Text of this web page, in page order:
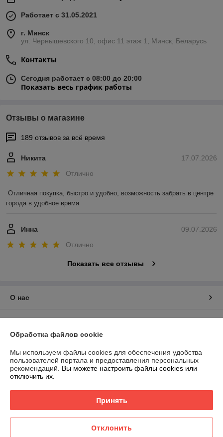
Работает с 31.05.2021
г. Минск
ул. Чернышевского 10, офис 11 этаж 1, Минск, Беларусь
Контакты
Сегодня работает с 08:00 до 20:00
Показать весь график работы
Отзывы о магазине
189 отзывов за всё время
17.07.2026
Никита
Отлично
Отличная покупка, быстро и удобно, возможность забрать в центре
города в удобное время
09.07.2026
Инна
Отлично
Показать все отзывы
О нас
График работы
Полная версия сайта
Обработка файлов cookie
Мы используем файлы cookies для обеспечения удобства
пользователей портала и предоставления персональных
рекомендаций. Вы можете настроить файлы cookies или
отключить их.
Принять
Отклонить